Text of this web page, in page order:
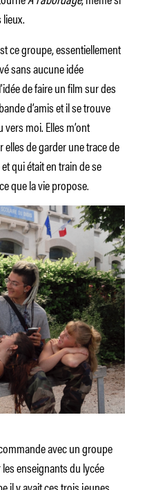
ce groupe, essentiellement
sans aucune idée
de faire un film sur des
d’amis et il se trouve
moi. Elles m’ont
de garder une trace de
qui était en train de se
que la vie propose.
avec un groupe
enseignants du lycée
il y avait ces trois jeunes